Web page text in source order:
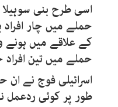
اسی طرح بنی
حملے میں چار
کے علاقے میں ہونے
حملے میں تین
اسرائیلی فوج نے
طور پر کوئی ردعمل